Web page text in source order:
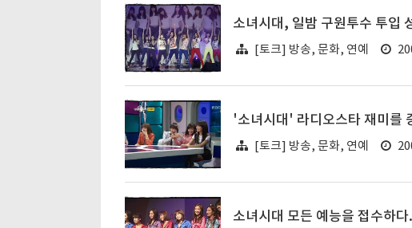
소녀시대, 일밤 구원투수 투입
[토크] 방송, 문화, 연예
'소녀시대' 라디오스타 재미를
[토크] 방송, 문화, 연예
소녀시대 모든 예능을 접수하다.